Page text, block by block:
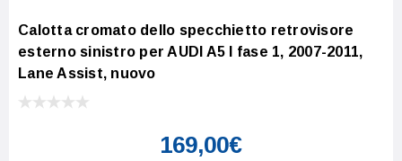
Calotta cromato dello specchietto retrovisore
esterno sinistro per AUDI A5 I fase 1, 2007-2011,
Lane Assist, nuovo
169,00€